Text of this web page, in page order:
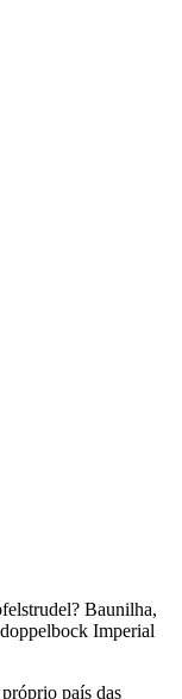
Baunilha,
Imperial
país das